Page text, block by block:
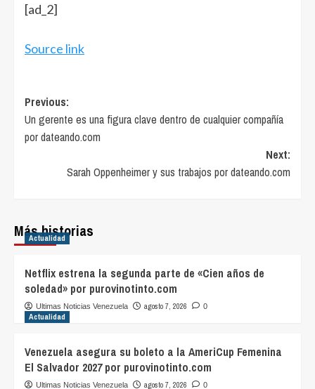
[ad_2]
Source link
Post
navigation
Previous:
Un gerente es una figura clave dentro de cualquier compañía
por dateando.com
Next:
Sarah Oppenheimer y sus trabajos por dateando.com
Más historias
Actualidad
Netflix estrena la segunda parte de «Cien años de
soledad» por purovinotinto.com
Ultimas Noticias Venezuela agosto 7, 2026 0
Actualidad
Venezuela asegura su boleto a la AmeriCup Femenina
El Salvador 2027 por purovinotinto.com
Ultimas Noticias Venezuela agosto 7, 2026 0